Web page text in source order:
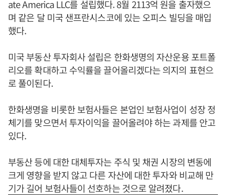
ate America LLC를 설립했다. 8월 2113억 원을 출자했으
며 같은 달 미국 샌프란시스코에 있는 오피스 빌딩을 매입
했다.
미국 부동산 투자회사 설립은 한화생명의 자산운용 포트폴
리오를 확대하고 수익률을 끌어올리겠다는 의지의 표현으
로 풀이된다.
한화생명을 비롯한 보험사들은 본업인 보험사업이 성장 정
체기를 맞으면서 투자이익을 끌어올려야 하는 과제를 안고
있다.
부동산 등에 대한 대체투자는 주식 및 채권 시장의 변동에
크게 영향을 받지 않고 다른 자산에 대한 투자와 비교해 만
기가 길어 보험사들이 선호하는 것으로 알려졌다.